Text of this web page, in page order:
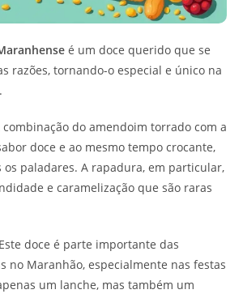
é um doce querido que se
razões, tornando-o especial e único na
combinação do amendoim torrado com a
doce e ao mesmo tempo crocante,
os paladares. A rapadura, em particular,
e caramelização que são raras
Este doce é parte importante das
no Maranhão, especialmente nas festas
um lanche, mas também um